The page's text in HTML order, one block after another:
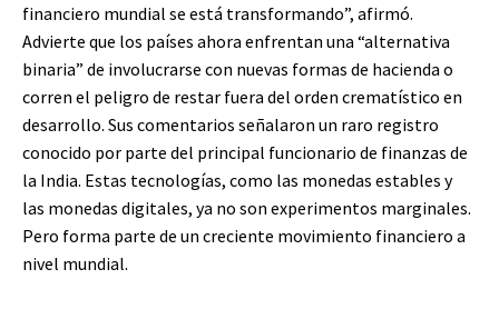
financiero mundial se está transformando”, afirmó.
Advierte que los países ahora enfrentan una “alternativa
binaria” de involucrarse con nuevas formas de hacienda o
corren el peligro de restar fuera del orden crematístico en
desarrollo. Sus comentarios señalaron un raro registro
conocido por parte del principal funcionario de finanzas de
la India. Estas tecnologías, como las monedas estables y
las monedas digitales, ya no son experimentos marginales.
Pero forma parte de un creciente movimiento financiero a
nivel mundial.